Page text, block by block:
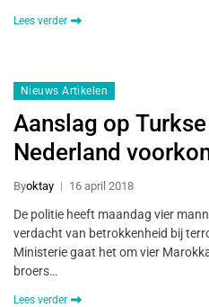
Lees verder
Nieuws Artikelen
Aanslag op
Nederland
Byoktay 16 april 2018
De politie heeft maandag vier
verdacht van betrokkenheid bij
Ministerie gaat het om vier
broers…
Lees verder